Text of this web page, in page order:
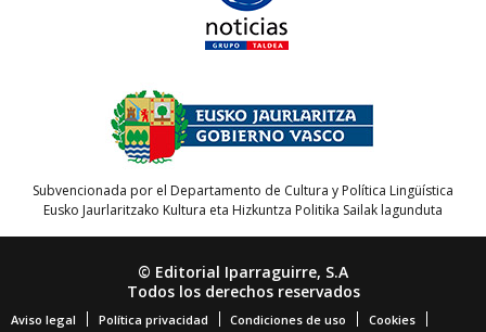
Subvencionada por el Departamento de Cultura y Política Lingüística
Eusko Jaurlaritzako Kultura eta Hizkuntza Politika Sailak lagunduta
© Editorial Iparraguirre, S.A
Todos los derechos reservados
Aviso legal Política privacidad Condiciones de uso Cookies